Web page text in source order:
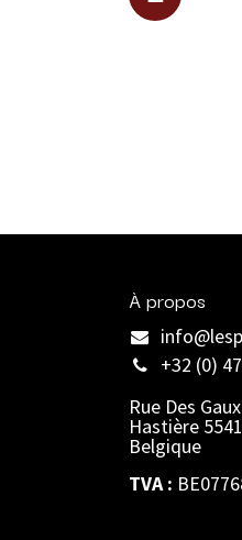
À propos
+32 (0)
Rue Des
Hastière 5541
Belgique
TVA :